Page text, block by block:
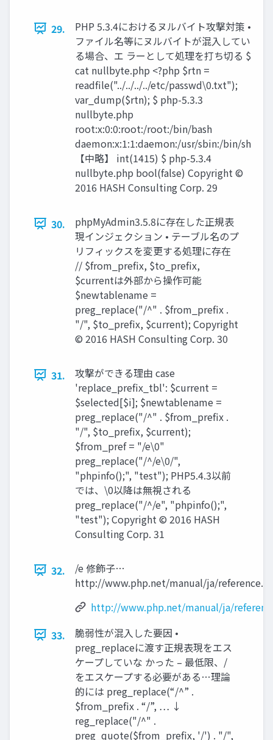
29.
PHP 5.3.4におけるヌルバイト攻撃対策 •
ファイル名等にヌルバイトが混入してい
る場合、エ ラーとして処理を打ち切る $
cat nullbyte.php <?php $rtn =
readfile("../../../../etc/passwd\0.txt");
var_dump($rtn); $ php-5.3.3
nullbyte.php
root:x:0:0:root:/root:/bin/bash
daemon:x:1:1:daemon:/usr/sbin:/bin/sh
【中略】 int(1415) $ php-5.3.4
nullbyte.php bool(false) Copyright ©
2016 HASH Consulting Corp. 29
30.
phpMyAdmin3.5.8に存在した正規表
現インジェクション • テーブル名のプ
リフィックスを変更する処理に存在
// $from_prefix, $to_prefix,
$currentは外部から操作可能
$newtablename =
preg_replace("/^" . $from_prefix .
"/", $to_prefix, $current); Copyright
© 2016 HASH Consulting Corp. 30
31.
攻撃ができる理由 case
'replace_prefix_tbl': $current =
$selected[$i]; $newtablename =
preg_replace("/^" . $from_prefix .
"/", $to_prefix, $current);
$from_pref = "/e\0"
preg_replace("/^/e\0/",
"phpinfo();", "test"); PHP5.4.3以前
では、\0以降は無視される
preg_replace("/^/e", "phpinfo();",
"test"); Copyright © 2016 HASH
Consulting Corp. 31
32.
/e 修飾子…
http://www.php.net/manual/ja/
http://www.php.net/manual/ja/
33.
脆弱性が混入した要因 •
preg_replaceに渡す正規表現をエス
ケープしていな かった – 最低限、/
をエスケープする必要がある…理論
的には preg_replace(“/^” .
$from_prefix . “/”, … ↓
reg_replace("/^" .
preg_quote($from_prefix, '/') . "/",